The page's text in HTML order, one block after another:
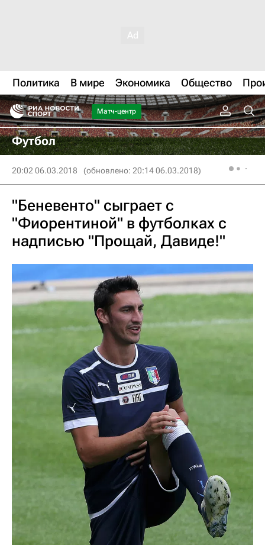
Политика В мире Экономика Общество
Матч-центр
Футбол
20:02 06.03.2018 (обновлено: 20:14 06.03.2018)
"Беневенто" сыграет с
"Фиорентиной" в футболках с
надписью "Прощай, Давиде!"